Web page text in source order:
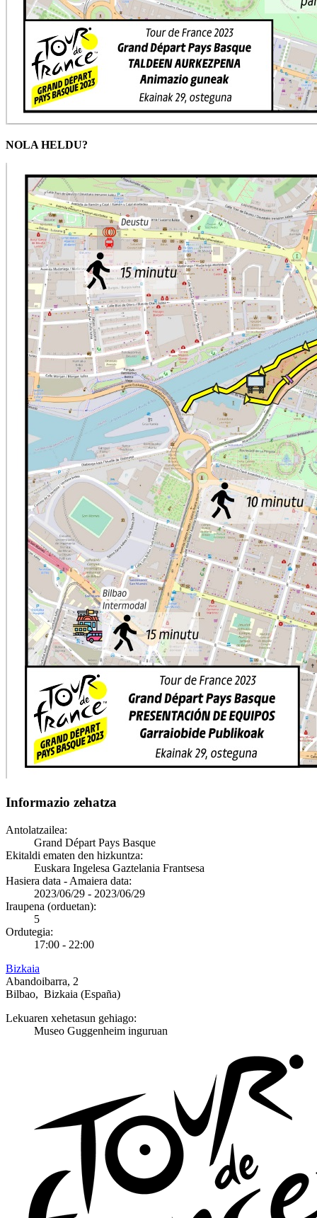
NOLA HELDU?
Informazio zehatza
Antolatzailea:
Grand Départ Pays Basque
Ekitaldi ematen den hizkuntza:
Euskara Ingelesa Gaztelania Frantsesa
Hasiera data - Amaiera data:
2023/06/29 - 2023/06/29
Iraupena (orduetan):
5
Ordutegia:
17:00 - 22:00
Bizkaia
Abandoibarra, 2
Bilbao, Bizkaia (España)
Lekuaren xehetasun gehiago:
Museo Guggenheim inguruan